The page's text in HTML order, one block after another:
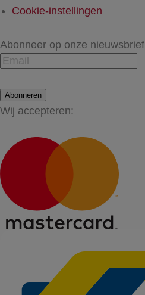
Cookie-instellingen
Abonneer op onze nieuwsbrief
Abonneren
Wij accepteren: